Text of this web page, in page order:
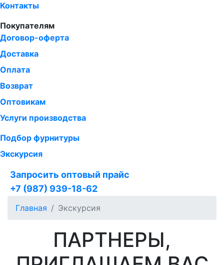
Контакты
Покупателям
Договор-оферта
Доставка
Оплата
Возврат
Оптовикам
Услуги производства
Подбор фурнитуры
Экскурсия
Запросить оптовый прайс
+7 (987) 939-18-62
Главная Экскурсия
ПАРТНЕРЫ,